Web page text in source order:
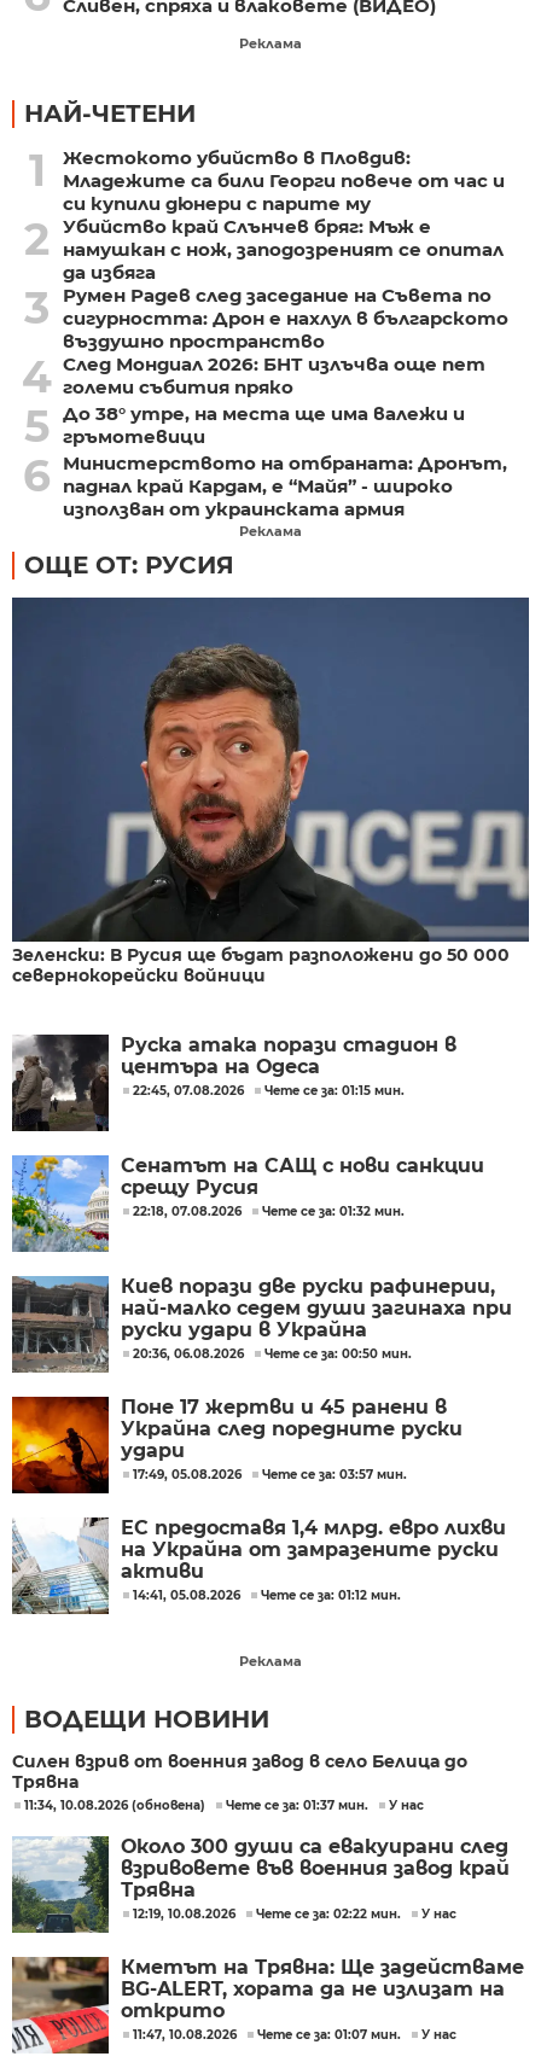
Сливен, спряха и влаковете (ВИДЕО)
Реклама
НАЙ-ЧЕТЕНИ
1
Жестокото убийство в Пловдив:
Младежите са били Георги повече от час и
си купили дюнери с парите му
2
Убийство край Слънчев бряг: Мъж е
намушкан с нож, заподозреният се опитал
да избяга
3
Румен Радев след заседание на Съвета по
сигурността: Дрон е нахлул в българското
въздушно пространство
4 След Мондиал 2026: БНТ излъчва още пет
големи събития пряко
5 До 38° утре, на места ще има валежи и
гръмотевици
6
Министерството на отбраната: Дронът,
паднал край Кардам, е “Майя” - широко
използван от украинската армия
Реклама
ОЩЕ ОТ: РУСИЯ
Зеленски: В Русия ще бъдат разположени до 50 000
севернокорейски войници
Руска атака порази стадион в
центъра на Одеса
22:45, 07.08.2026 Чете се за: 01:15 мин.
Сенатът на САЩ с нови санкции
срещу Русия
22:18, 07.08.2026 Чете се за: 01:32 мин.
Киев порази две руски рафинерии,
най-малко седем души загинаха при
руски удари в Украйна
20:36, 06.08.2026 Чете се за: 00:50 мин.
Поне 17 жертви и 45 ранени в
Украйна след поредните руски
удари
17:49, 05.08.2026 Чете се за: 03:57 мин.
ЕС предоставя 1,4 млрд. евро лихви
на Украйна от замразените руски
активи
14:41, 05.08.2026 Чете се за: 01:12 мин.
Реклама
ВОДЕЩИ НОВИНИ
Силен взрив от военния завод в село Белица до
Трявна
11:34, 10.08.2026 (обновена) Чете се за: 01:37 мин. У нас
Около 300 души са евакуирани след
взривовете във военния завод край
Трявна
12:19, 10.08.2026 Чете се за: 02:22 мин. У нас
Кметът на Трявна: Ще задействаме
BG-ALERT, хората да не излизат на
открито
11:47, 10.08.2026 Чете се за: 01:07 мин. У нас